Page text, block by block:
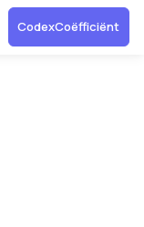
CodexCoëfficiënt